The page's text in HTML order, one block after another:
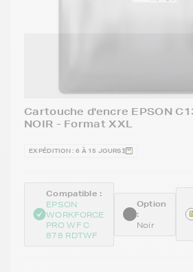
Cartouche d'encre EPSON
NOIR - Format XXL
EXPÉDITION : 6 À 15 JOURS
Compatible :
EPSON
WORKFORCE
PRO WF C
878 RDTWF
Option
:
Noir